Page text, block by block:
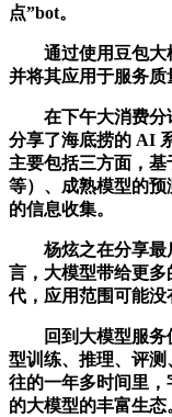
点”bot。
通过使用豆包大模
并将其应用于服务质
在下午大消费分
分享了海底捞的 AI
主要包括三方面，
等）、成熟模型的
的信息收集。
杨炫之在分享最
言，大模型带给更
代，应用范围可能没
回到大模型服务
型训练、推理、评
往的一年多时间里
的大模型的丰富生态